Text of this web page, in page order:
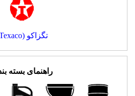
تگزاکو (Texaco)
راهنمای بسته